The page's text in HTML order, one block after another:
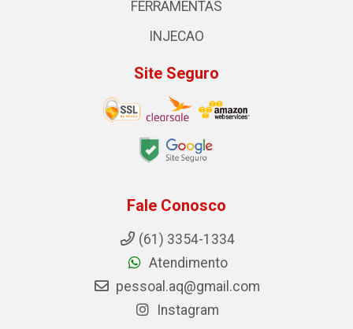
FERRAMENTAS
INJECAO
Site Seguro
Fale Conosco
(61) 3354-1334
Atendimento
pessoal.aq@gmail.com
Instagram